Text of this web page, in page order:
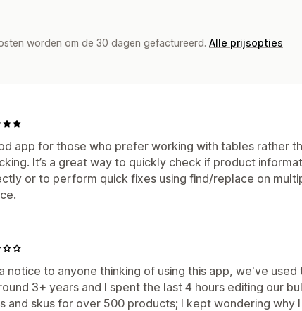
worden om de 30 dagen gefactureerd. Alle prijsopties
app for those who prefer working with tables rather
It’s a great way to quickly check if product
or to perform quick fixes using find/replace on
notice to anyone thinking of using this app, we've used
3+ years and I spent the last 4 hours editing our
and skus for over 500 products; I kept wondering why